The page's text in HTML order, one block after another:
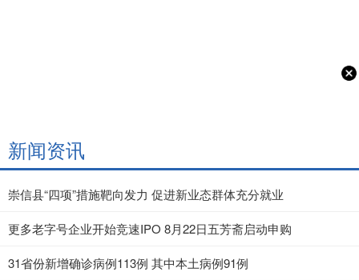
新闻资讯
崇信县“四项”措施靶向发力 促进新业态群体充分就业
更多老字号企业开始竞速IPO 8月22日五芳斋启动申购
31省份新增确诊病例113例 其中本土病例91例